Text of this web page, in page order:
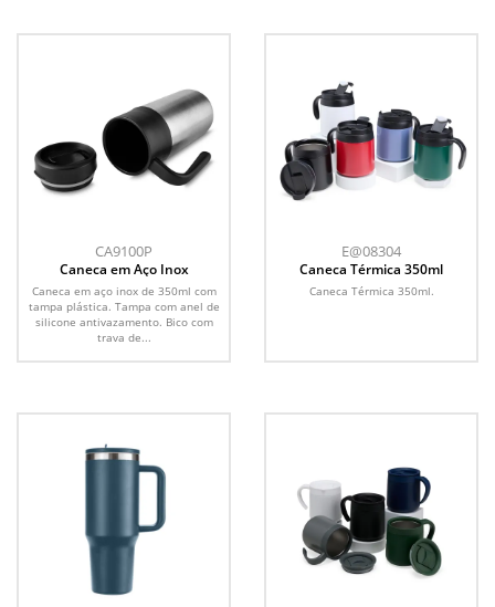
CA9100P
Caneca em Aço Inox
Caneca em aço inox de 350ml com
tampa plástica. Tampa com anel de
silicone antivazamento. Bico com
trava de...
E@08304
Caneca Térmica 350ml
Caneca Térmica 350ml.